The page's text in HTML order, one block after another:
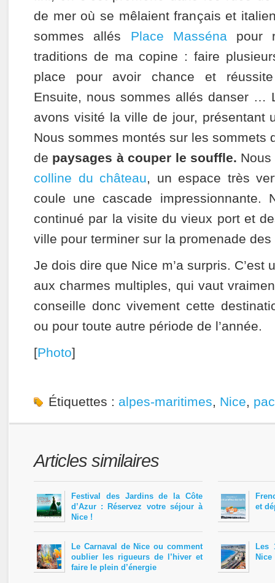
de mer où se mêlaient français et
sommes allés Place Massénapour
traditions de ma copine : faire
place pour avoir chance et réussite
Ensuite, nous sommes allés danser …
avons visité la ville de jour, présentant
Nous sommes montés sur les sommets
de paysages à couper le souffle.
colline du château, un espace très
coule une cascade impressionnante.
continué par la visite du vieux port et
ville pour terminer sur la promenade
Je dois dire que Nice m’a surpris. C’est
aux charmes multiples, qui vaut
conseille donc vivement cette
ou pour toute autre période de l’année.
[Photo]
Étiquettes : alpes-maritimes, Nice,
Articles similaires
Festival des Jardins de la Côte
d’Azur : Réservez votre séjour à
Nice !
et
Le Carnaval de Nice ou comment
oublier les rigueurs de l’hiver et
faire le plein d’énergie
Les
Nice